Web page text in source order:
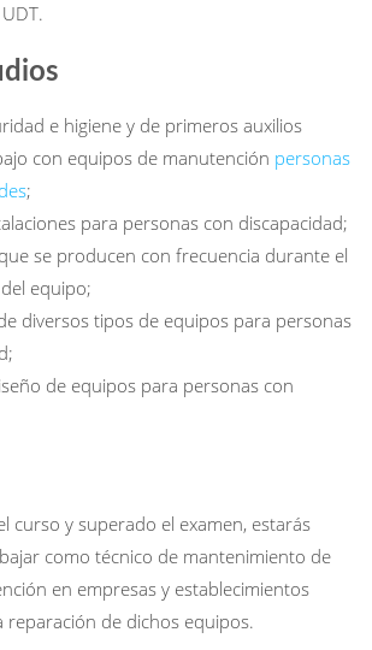
e higiene y de primeros auxilios
con equipos de manutención personas
;
para personas con discapacidad;
se producen con frecuencia durante el
equipo;
diversos tipos de equipos para personas
de equipos para personas con
curso y superado el examen, estarás
como técnico de mantenimiento de
en empresas y establecimientos
reparación de dichos equipos.